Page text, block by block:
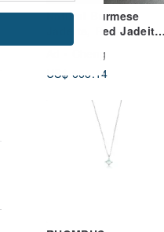
Natural Burmese
Jadeite, Red Jadeite
Oil Green Jade,
Exquisitely Carved
Standing Guanyin,
Guanyin, Medicine
King Guanyin
Cheng
US$ 668.14